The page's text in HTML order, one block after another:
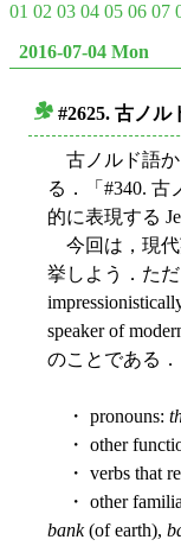
01 02 03 04 05 06 07
2016-07-04 Mon
#2625. 古ノ
古ノルド語か
る．「#340. 古
的に表現する
今回は，現代
挙しよう．た
speaker of
のことである．
・ pronouns:
・ other
・ verbs that
・ other
bank(of earth),